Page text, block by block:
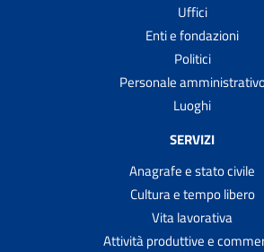
Uffici
Enti e fondazioni
Politici
Personale
Luoghi
SERVIZI
Anagrafe e stato civile
Cultura e tempo libero
Vita lavorativa
Attività produttive e